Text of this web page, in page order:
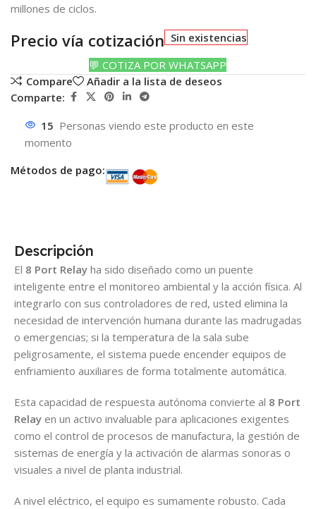
millones de ciclos.
Precio vía cotización Sin existencias
💬 COTIZA POR WHATSAPP
Compare
Añadir a la lista de deseos
Comparte:
15 Personas viendo este producto en este
momento
Métodos de pago:
Descripción
El 8 Port Relay ha sido diseñado como un puente
inteligente entre el monitoreo ambiental y la acción física. Al
integrarlo con sus controladores de red, usted elimina la
necesidad de intervención humana durante las madrugadas
o emergencias; si la temperatura de la sala sube
peligrosamente, el sistema puede encender equipos de
enfriamiento auxiliares de forma totalmente automática.
Esta capacidad de respuesta autónoma convierte al 8 Port
Relay en un activo invaluable para aplicaciones exigentes
como el control de procesos de manufactura, la gestión de
sistemas de energía y la activación de alarmas sonoras o
visuales a nivel de planta industrial.
A nivel eléctrico, el equipo es sumamente robusto. Cada